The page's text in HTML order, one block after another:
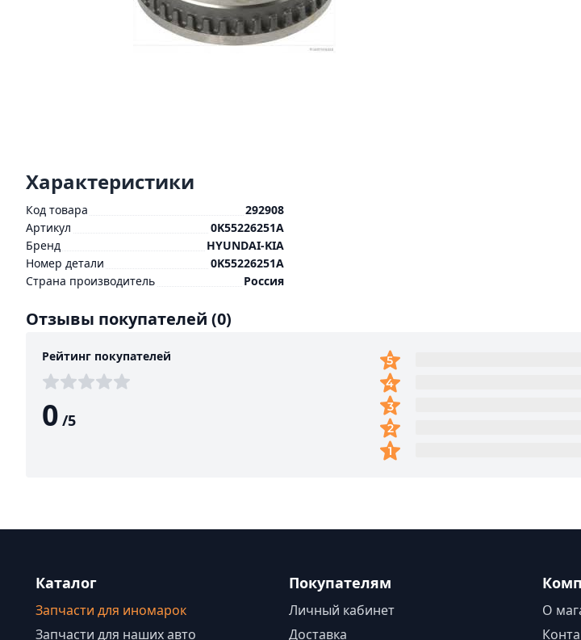
Характеристики
Код товара
292908
Артикул
0K55226251A
Бренд
HYUNDAI-KIA
Номер детали
0K55226251A
Страна производитель
Россия
Отзывы покупателей (0)
Рейтинг покупателей
0 /5
Каталог
Запчасти для иномарок
Запчасти для наших авто
Покупателям
Личный кабинет
Доставка
О